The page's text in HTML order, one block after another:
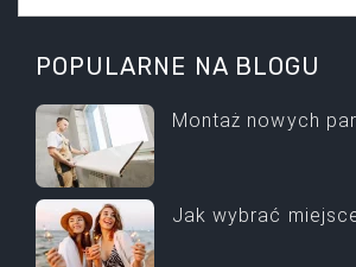
POPULARNE NA BLOGU
Montaż nowych
Jak wybrać